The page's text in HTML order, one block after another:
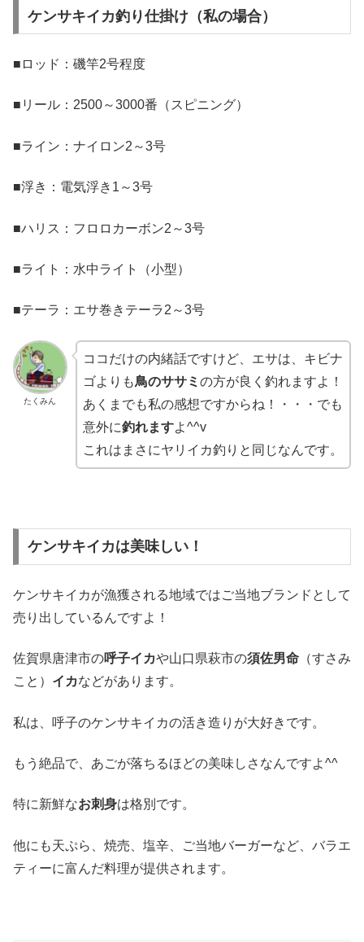
ケンサキイカ釣り仕掛け（私の場合）
■ロッド：磯竿2号程度
■リール：2500～3000番（スピニング）
■ライン：ナイロン2～3号
■浮き：電気浮き1～3号
■ハリス：フロロカーボン2～3号
■ライト：水中ライト（小型）
■テーラ：エサ巻きテーラ2～3号
たくみん
ココだけの内緒話ですけど、エサは、キビナ
ゴよりも鳥のササミ の方が良く釣れますよ！
あくまでも私の感想ですからね！・・・でも
意外に釣れますよ^^v
これはまさにヤリイカ釣りと同じなんです。
ケンサキイカは美味しい！
ケンサキイカが漁獲される地域ではご当地ブランドとして
売り出しているんですよ！
佐賀県唐津市の呼子イカや山口県萩市の須佐男命 （すさみ
こと） イカなどがあります。
私は、呼子のケンサキイカの活き造りが大好きです。
もう絶品で、あごが落ちるほどの美味しさなんですよ^^
特に新鮮なお刺身は格別です。
他にも天ぷら、焼売、塩辛、ご当地バーガーなど、バラエ
ティーに富んだ料理が提供されます。